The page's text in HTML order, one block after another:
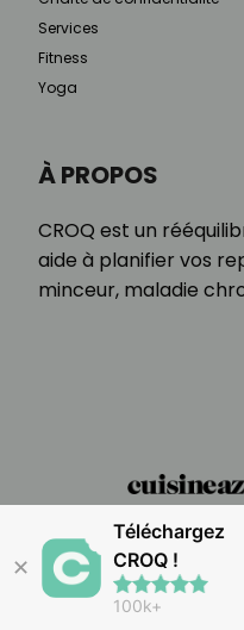
À PROPOS
CROQ est un
aide à planifier vos
minceur, maladie
Services
Fitness
Yoga
✕
Téléchargez
CROQ !
100k+